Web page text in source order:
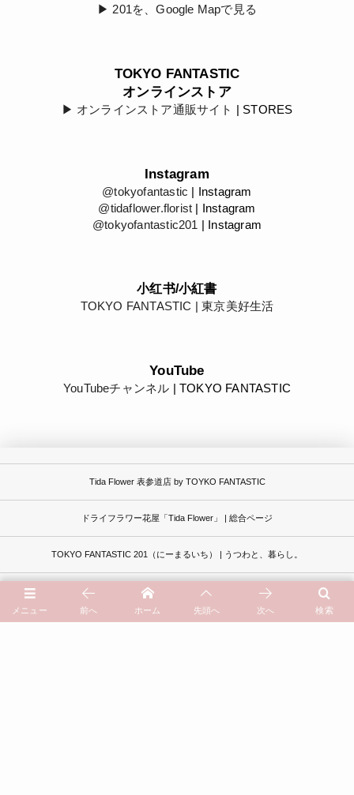
▶︎ 201を、Google Mapで見る
TOKYO FANTASTIC
オンラインストア
▶︎ オンラインストア通販サイト | STORES
Instagram
@tokyofantastic | Instagram
@tidaflower.florist | Instagram
@tokyofantastic201 | Instagram
小红书/小紅書
TOKYO FANTASTIC | 東京美好生活
YouTube
YouTubeチャンネル | TOKYO FANTASTIC
Tida Flower 表参道店 by TOYKO FANTASTIC
ドライフラワー花屋「Tida Flower」 | 総合ページ
TOKYO FANTASTIC 201（にーまるいち） | うつわと、暮らし。
アクセスマップ | Access Map
メニュー 検索
前へ ホーム 先頭へ 次へ